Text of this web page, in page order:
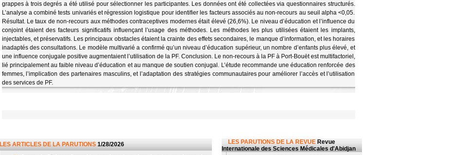
grappes à trois degrés a été utilisé pour sélectionner les participantes. Les données ont été collectées via questionnaires structurés.
L’analyse a combiné tests univariés et régression logistique pour identifier les facteurs associés au non-recours au seuil alpha <0,05.
Résultat. Le taux de non-recours aux méthodes contraceptives modernes était élevé (26,6%). Le niveau d’éducation et l’influence du
conjoint étaient des facteurs significatifs influençant l’usage des méthodes. Les méthodes les plus utilisées étaient les implants,
injectables, et préservatifs. Les principaux obstacles étaient la crainte des effets secondaires, le manque d’information, et les horaires
inadaptés des consultations. Le modèle multivarié a confirmé qu’un niveau d’éducation supérieur, un nombre d’enfants plus élevé, et
une influence conjugale positive augmentaient l’utilisation de la PF. Conclusion. Le non-recours à la PF à Port-Bouët est multifactoriel,
lié principalement au faible niveau d’éducation et au manque de soutien conjugal. L’étude recommande une éducation renforcée des
femmes, l’implication des partenaires masculins, et l’adaptation des stratégies communautaires pour améliorer l’accès et l’utilisation
des services de PF.
LES ARTICLES DE LA PARUTIONS 1/28/2026 LES PARUTIONS DE LA REVUE Revue
Internationale des Sciences Médicales d'Abidjan